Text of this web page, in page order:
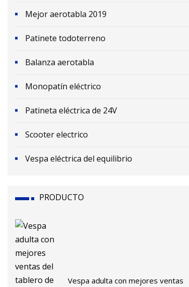
Mejor aerotabla 2019
Patinete todoterreno
Balanza aerotabla
Monopatín eléctrico
Patineta eléctrica de 24V
Scooter electrico
Vespa eléctrica del equilibrio
PRODUCTO
Vespa adulta con mejores ventas